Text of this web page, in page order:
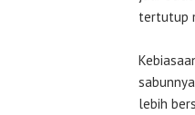
tertutup
lebih